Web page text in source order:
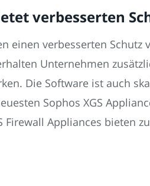
verbesserten
einen verbesserten Schutz
Unternehmen
Die Software ist auch
Sophos XGS
Appliances bieten